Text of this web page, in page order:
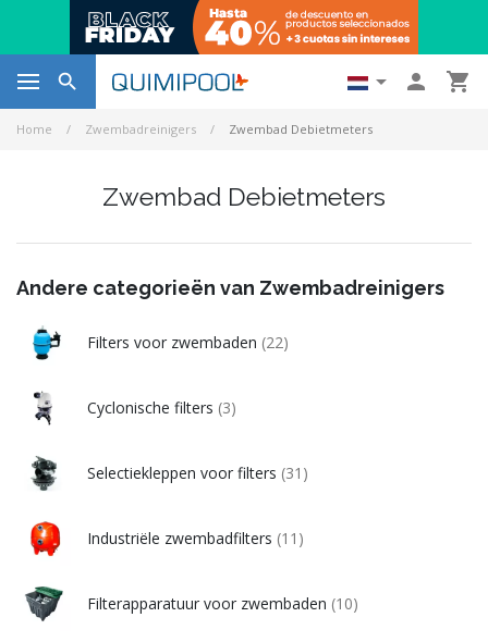
   
Home Zwembadreinigers Zwembad Debietmeters
Zwembad Debietmeters
Andere categorieën van Zwembadreinigers
Filters voor zwembaden (22)
Cyclonische filters (3)
Selectiekleppen voor filters (31)
Industriële zwembadfilters (11)
Filterapparatuur voor zwembaden (10)